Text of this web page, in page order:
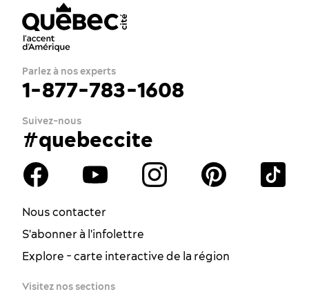
Parlez à nos experts
1-877-783-1608
Suivez-nous
#quebeccite
Nous contacter
S'abonner à l'infolettre
Explore - carte interactive de la région
Visitez nos sections